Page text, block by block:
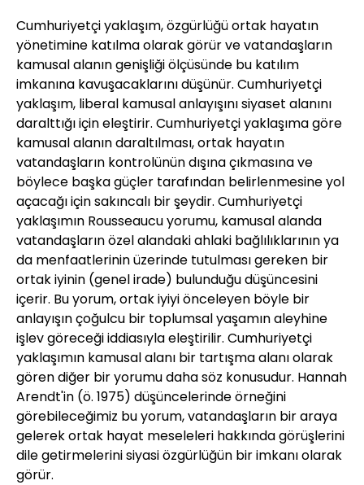
Cumhuriyetçi yaklaşım, özgürlüğü ortak hayatın
yönetimine katılma olarak görür ve vatandaşların
kamusal alanın genişliği ölçüsünde bu katılım
imkanına kavuşacaklarını düşünür. Cumhuriyetçi
yaklaşım, liberal kamusal anlayışını siyaset alanını
daralttığı için eleştirir. Cumhuriyetçi yaklaşıma göre
kamusal alanın daraltılması, ortak hayatın
vatandaşların kontrolünün dışına çıkmasına ve
böylece başka güçler tarafından belirlenmesine yol
açacağı için sakıncalı bir şeydir. Cumhuriyetçi
yaklaşımın Rousseaucu yorumu, kamusal alanda
vatandaşların özel alandaki ahlaki bağlılıklarının ya
da menfaatlerinin üzerinde tutulması gereken bir
ortak iyinin (genel irade) bulunduğu düşüncesini
içerir. Bu yorum, ortak iyiyi önceleyen böyle bir
anlayışın çoğulcu bir toplumsal yaşamın aleyhine
işlev göreceği iddiasıyla eleştirilir. Cumhuriyetçi
yaklaşımın kamusal alanı bir tartışma alanı olarak
gören diğer bir yorumu daha söz konusudur. Hannah
Arendt'in (ö. 1975) düşüncelerinde örneğini
görebileceğimiz bu yorum, vatandaşların bir araya
gelerek ortak hayat meseleleri hakkında görüşlerini
dile getirmelerini siyasi özgürlüğün bir imkanı olarak
görür.